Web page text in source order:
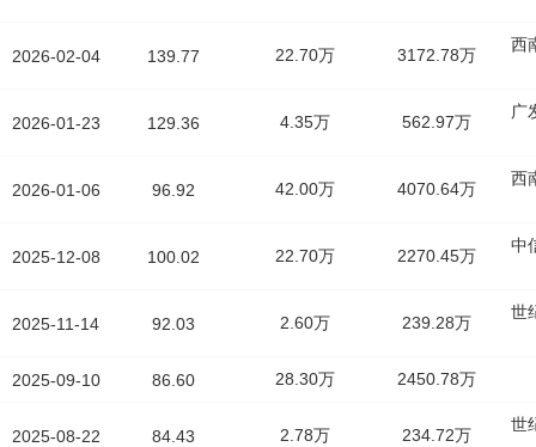
2026-02-04
2026-01-23
2026-01-06
2025-12-08
2025-11-14
2025-09-10
2025-08-22
139.77 22.70万 3172.78万
西
129.36 4.35万 562.97万
广
96.92 42.00万 4070.64万
西
100.02 22.70万 2270.45万
中
92.03 2.60万 239.28万
世
86.60 28.30万 2450.78万
84.43 2.78万 234.72万
世